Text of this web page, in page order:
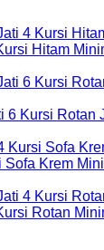
Hitam
6 Kursi Rotan
Sofa Krem
Rotan